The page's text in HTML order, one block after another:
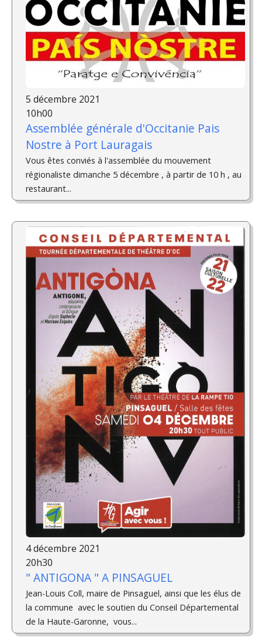
5 décembre 2021
10h00
Assemblée générale d'Occitanie Pais
Nostre à Port Lauragais
Vous êtes conviés à l'assemblée du mouvement
régionaliste dimanche 5 décembre , à partir de 10 h , au
restaurant...
4 décembre 2021
20h30
" ANTIGONA " A PINSAGUEL
Jean-Louis Coll, maire de Pinsaguel, ainsi que les élus de
la commune avec le soutien du Conseil Départemental
de la Haute-Garonne, vous...